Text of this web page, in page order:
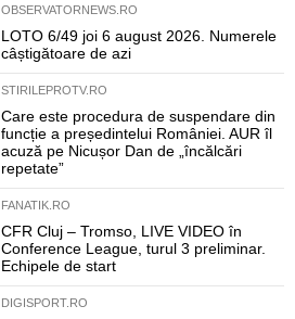
OBSERVATORNEWS.RO
LOTO 6/49 joi 6 august 2026. Numerele
câștigătoare de azi
STIRILEPROTV.RO
Care este procedura de suspendare din
funcție a președintelui României. AUR îl
acuză pe Nicușor Dan de „încălcări
repetate”
FANATIK.RO
CFR Cluj – Tromso, LIVE VIDEO în
Conference League, turul 3 preliminar.
Echipele de start
DIGISPORT.RO